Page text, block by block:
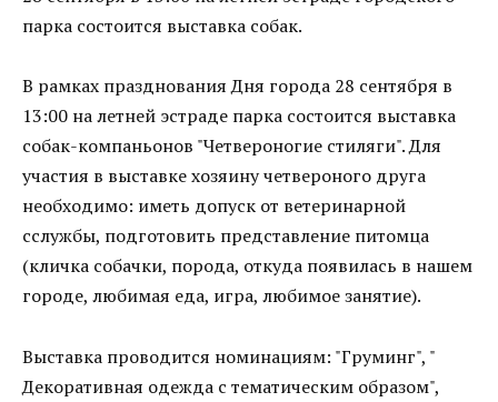
парка состоится выставка собак.
В рамках празднования Дня города 28 сентября в
13:00 на летней эстраде парка состоится выставка
собак-компаньонов "Четвероногие стиляги". Для
участия в выставке хозяину четвероного друга
необходимо: иметь допуск от ветеринарной
сслужбы, подготовить представление питомца
(кличка собачки, порода, откуда появилась в нашем
городе, любимая еда, игра, любимое занятие).
Выставка проводится номинациям: "Груминг", "
Декоративная одежда с тематическим образом",